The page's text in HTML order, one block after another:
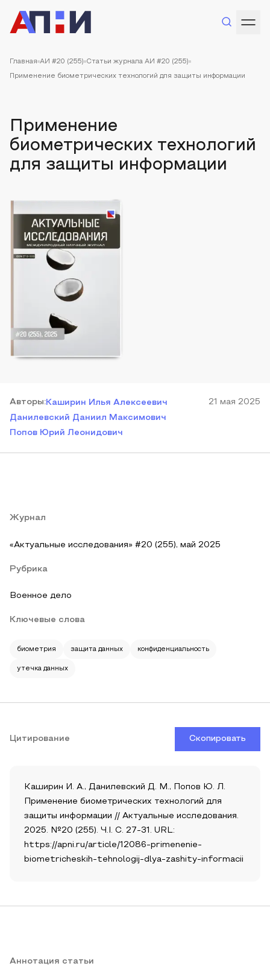
Главная АИ #20 (255) Статьи журнала АИ #20 (255)
Применение биометрических технологий для защиты информации
Применение
биометрических технологий
для защиты информации
Авторы:Каширин Илья Алексеевич
Данилевский Даниил Максимович
Попов Юрий Леонидович
21 мая 2025
Журнал
«Актуальные исследования» #20 (255), май 2025
Рубрика
Военное дело
Ключевые слова
биометрия защита данных конфиденциальность
утечка данных
Цитирование Скопировать
Каширин И. А., Данилевский Д. М., Попов Ю. Л.
Применение биометрических технологий для
защиты информации // Актуальные исследования.
2025. №20 (255). Ч.I. С. 27-31. URL:
https://apni.ru/article/12086-primenenie-
biometricheskih-tehnologij-dlya-zashity-informacii
Аннотация статьи